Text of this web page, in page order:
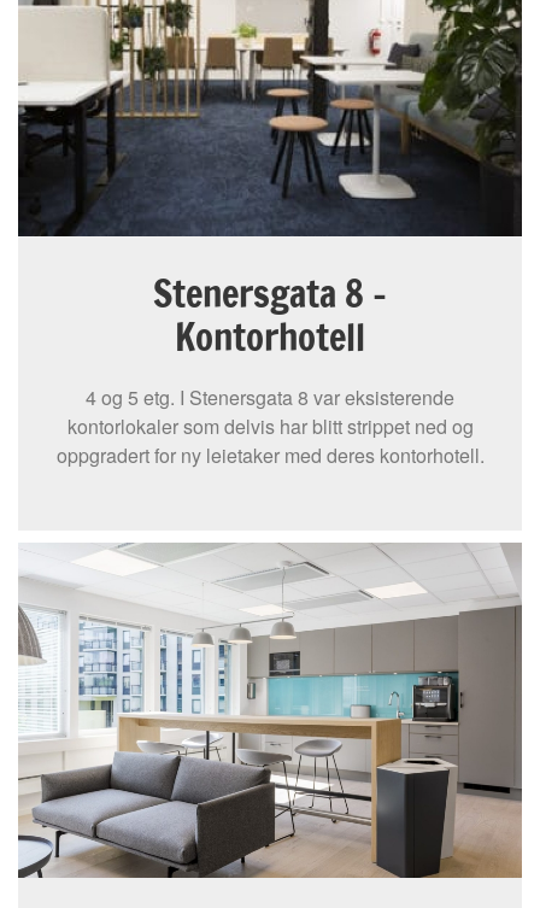
Stenersgata 8 -
Kontorhotell
4 og 5 etg. I Stenersgata 8 var eksisterende
kontorlokaler som delvis har blitt strippet ned og
oppgradert for ny leietaker med deres kontorhotell.